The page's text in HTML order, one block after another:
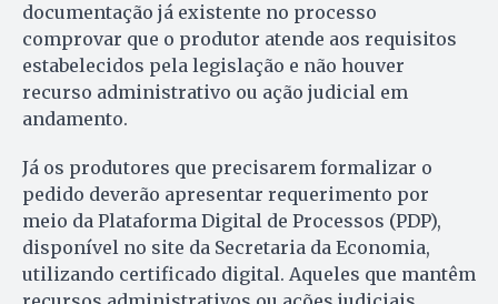
documentação já existente no processo
comprovar que o produtor atende aos requisitos
estabelecidos pela legislação e não houver
recurso administrativo ou ação judicial em
andamento.
Já os produtores que precisarem formalizar o
pedido deverão apresentar requerimento por
meio da Plataforma Digital de Processos (PDP),
disponível no site da Secretaria da Economia,
utilizando certificado digital. Aqueles que mantêm